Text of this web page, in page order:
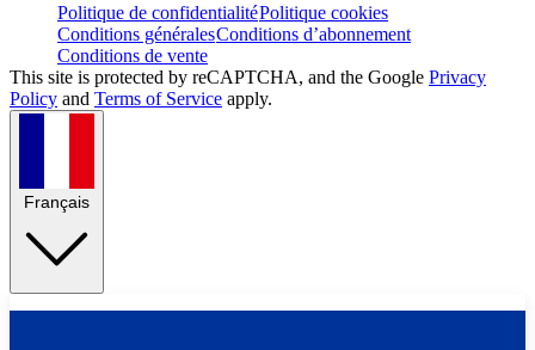
Politique de confidentialitéPolitique cookies
Conditions généralesConditions d’abonnement
Conditions de vente
This site is protected by reCAPTCHA, and the Google Privacy
Policy and Terms of Service apply.
Français